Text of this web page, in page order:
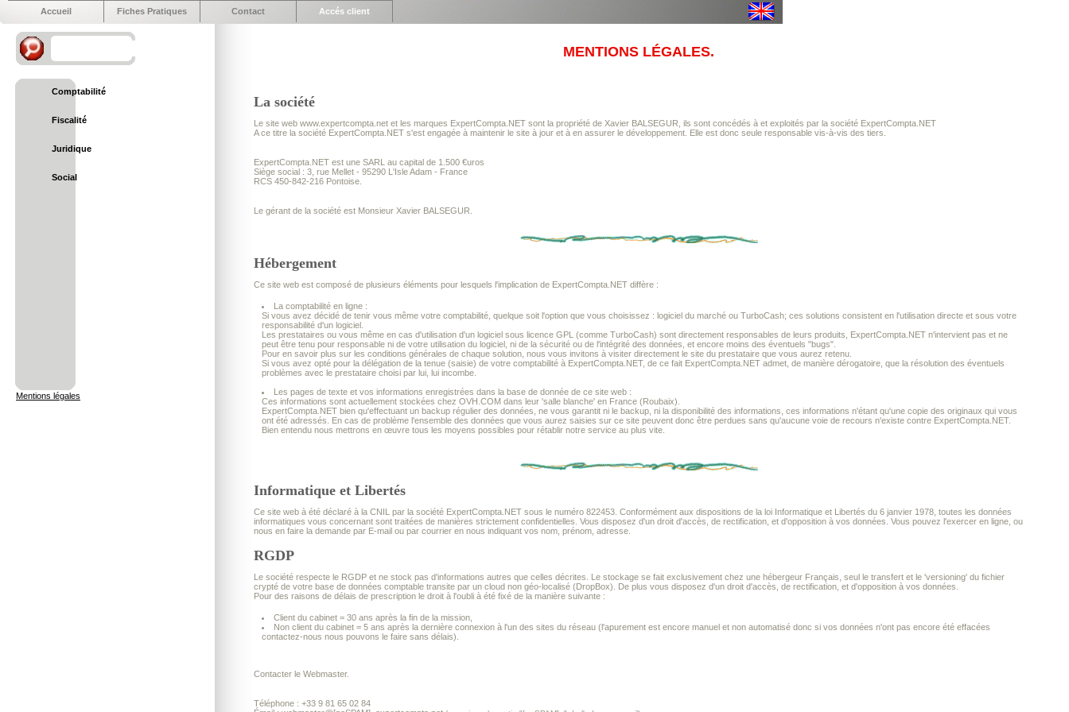
Accueil Fiches Pratiques Contact Accés client
Comptabilité
Fiscalité
Juridique
Social
Mentions légales
MENTIONS LÉGALES.
La société
Le site web www.expertcompta.net et les marques ExpertCompta.NET sont la propriété de Xavier BALSEGUR, ils sont concédés à et exploités par la société ExpertCompta.NET
A ce titre la société ExpertCompta.NET s'est engagée à maintenir le site à jour et à en assurer le développement. Elle est donc seule responsable vis-à-vis des tiers.
ExpertCompta.NET est une SARL au capital de 1.500 €uros
Siège social : 3, rue Mellet - 95290 L'Isle Adam - France
RCS 450-842-216 Pontoise.
Le gérant de la société est Monsieur Xavier BALSEGUR.
Hébergement
Ce site web est composé de plusieurs éléments pour lesquels l'implication de ExpertCompta.NET diffère :
La comptabilité en ligne :
Si vous avez décidé de tenir vous même votre comptabilité, quelque soit l'option que vous choisissez : logiciel du marché ou TurboCash; ces solutions consistent en l'utilisation directe et sous votre
responsabilité d'un logiciel.
Les prestataires ou vous même en cas d'utilisation d'un logiciel sous licence GPL (comme TurboCash) sont directement responsables de leurs produits, ExpertCompta.NET n'intervient pas et ne
peut être tenu pour responsable ni de votre utilisation du logiciel, ni de la sécurité ou de l'intégrité des données, et encore moins des éventuels "bugs".
Pour en savoir plus sur les conditions générales de chaque solution, nous vous invitons à visiter directement le site du prestataire que vous aurez retenu.
Si vous avez opté pour la délégation de la tenue (saisie) de votre comptabilité à ExpertCompta.NET, de ce fait ExpertCompta.NET admet, de manière dérogatoire, que la résolution des éventuels
problèmes avec le prestataire choisi par lui, lui incombe.
Les pages de texte et vos informations enregistrées dans la base de donnée de ce site web :
Ces informations sont actuellement stockées chez OVH.COM dans leur 'salle blanche' en France (Roubaix).
ExpertCompta.NET bien qu'effectuant un backup régulier des données, ne vous garantit ni le backup, ni la disponibilité des informations, ces informations n'étant qu'une copie des originaux qui vous
ont été adressés. En cas de problème l'ensemble des données que vous aurez saisies sur ce site peuvent donc être perdues sans qu'aucune voie de recours n'existe contre ExpertCompta.NET.
Bien entendu nous mettrons en œuvre tous les moyens possibles pour rétablir notre service au plus vite.
Informatique et Libertés
Ce site web à été déclaré à la CNIL par la société ExpertCompta.NET sous le numéro 822453. Conformément aux dispositions de la loi Informatique et Libertés du 6 janvier 1978, toutes les données
informatiques vous concernant sont traitées de manières strictement confidentielles. Vous disposez d'un droit d'accès, de rectification, et d'opposition à vos données. Vous pouvez l'exercer en ligne, ou
nous en faire la demande par E-mail ou par courrier en nous indiquant vos nom, prénom, adresse.
RGDP
Le société respecte le RGDP et ne stock pas d'informations autres que celles décrites. Le stockage se fait exclusivement chez une hébergeur Français, seul le transfert et le 'versioning' du fichier
crypté de votre base de données comptable transite par un cloud non géo-localisé (DropBox). De plus vous disposez d'un droit d'accès, de rectification, et d'opposition à vos données.
Pour des raisons de délais de prescription le droit à l'oubli à été fixé de la manière suivante :
Client du cabinet = 30 ans après la fin de la mission,
Non client du cabinet = 5 ans après la dernière connexion à l'un des sites du réseau (l'apurement est encore manuel et non automatisé donc si vos données n'ont pas encore été effacées
contactez-nous nous pouvons le faire sans délais).
Contacter le Webmaster.
Téléphone : +33 9 81 65 02 84